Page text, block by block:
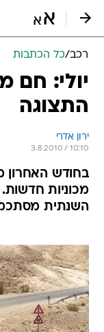
רכב/כל הכתבות
יולי: חם
התצוגה
ירון אדרי
3.8.2010 / 10:10
השנתית מסתכמת ב-